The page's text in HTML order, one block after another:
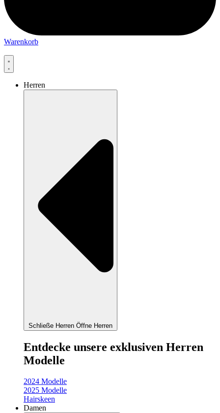
Warenkorb
Herren
Schließe Herren Öffne Herren
Entdecke unsere exklusiven Herren
Modelle
2024 Modelle
2025 Modelle
Hairskeen
Damen